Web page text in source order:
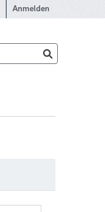
Anmelden